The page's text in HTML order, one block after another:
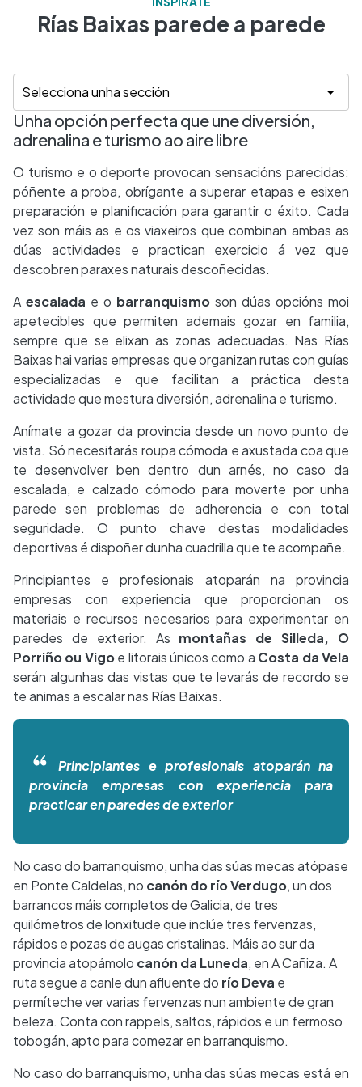
Rías Baixas parede a parede
Unha opción perfecta que une diversión,
adrenalina e turismo ao aire libre
O turismo e o deporte provocan sensacións parecidas:
póñente a proba, obrígante a superar etapas e esixen
preparación e planificación para garantir o éxito. Cada
vez son máis as e os viaxeiros que combinan ambas as
dúas actividades e practican exercicio á vez que
descobren paraxes naturais descoñecidas.
A escalada e o barranquismo son dúas opcións moi
apetecibles que permiten ademais gozar en familia,
sempre que se elixan as zonas adecuadas. Nas Rías
Baixas hai varias empresas que organizan rutas con guías
especializadas e que facilitan a práctica desta
actividade que mestura diversión, adrenalina e turismo.
Anímate a gozar da provincia desde un novo punto de
vista. Só necesitarás roupa cómoda e axustada coa que
te desenvolver ben dentro dun arnés, no caso da
escalada, e calzado cómodo para moverte por unha
parede sen problemas de adherencia e con total
seguridade. O punto chave destas modalidades
deportivas é dispoñer dunha cuadrilla que te acompañe.
Principiantes e profesionais atoparán na provincia
empresas con experiencia que proporcionan os
materiais e recursos necesarios para experimentar en
paredes de exterior. As montañas de Silleda, O
Porriño ou Vigoe litorais únicos como a Costa da Vela
serán algunhas das vistas que te levarás de recordo se
te animas a escalar nas Rías Baixas.
Principiantes e profesionais atoparán na
provincia empresas con experiencia para
practicar en paredes de exterior
No caso do barranquismo, unha das súas mecas atópase
en Ponte Caldelas, no canón do río Verdugo, un dos
barrancos máis completos de Galicia, de tres
quilómetros de lonxitude que inclúe tres fervenzas,
rápidos e pozas de augas cristalinas. Máis ao sur da
provincia atopámolo canón da Luneda, en A Cañiza. A
ruta segue a canle dun afluente do río Deva e
permíteche ver varias fervenzas nun ambiente de gran
beleza. Conta con rappels, saltos, rápidos e un fermoso
tobogán, apto para comezar en barranquismo.
No caso do barranquismo, unha das súas mecas está en